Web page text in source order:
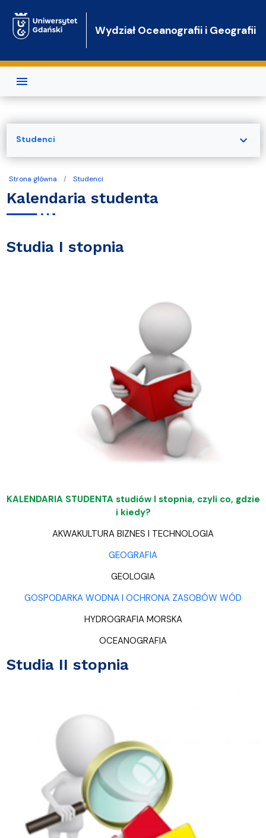
Wydział Oceanografii i Geografii
Strona główna Studenci
Kalendaria studenta
Studia I stopnia
KALENDARIA STUDENTA studiów I stopnia, czyli co, gdzie
i kiedy?
AKWAKULTURA BIZNES I TECHNOLOGIA
GEOGRAFIA
GEOLOGIA
GOSPODARKA WODNA I OCHRONA ZASOBÓW WÓD
HYDROGRAFIA MORSKA
OCEANOGRAFIA
Studia II stopnia
Studenci expand_more